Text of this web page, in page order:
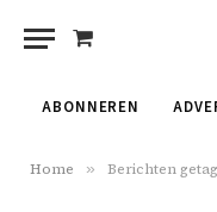
Shopping
ABONNEREN
Home » Berichten